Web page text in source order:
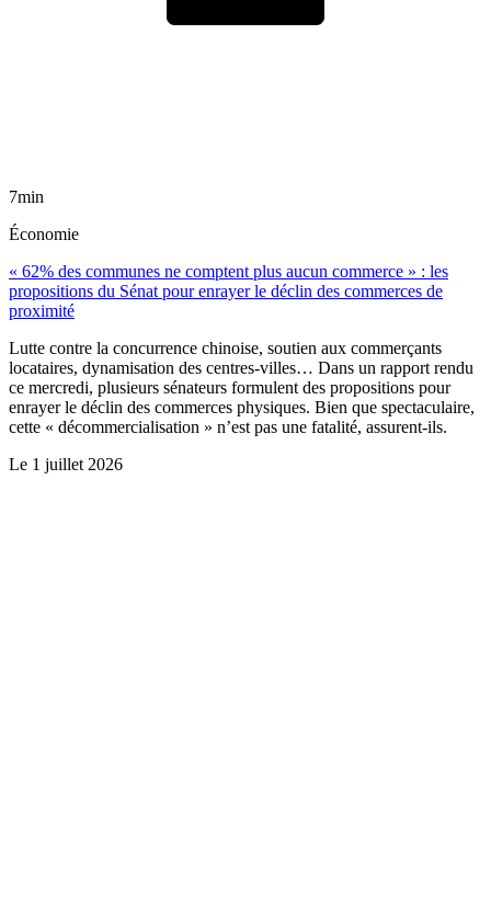
7min
Économie
« 62% des communes ne comptent plus aucun commerce » : les
propositions du Sénat pour enrayer le déclin des commerces de
proximité
Lutte contre la concurrence chinoise, soutien aux commerçants
locataires, dynamisation des centres-villes… Dans un rapport rendu
ce mercredi, plusieurs sénateurs formulent des propositions pour
enrayer le déclin des commerces physiques. Bien que spectaculaire,
cette « décommercialisation » n’est pas une fatalité, assurent-ils.
Le 1 juillet 2026